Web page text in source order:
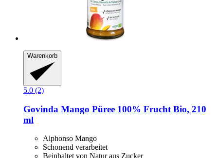
Warenkorb
5.0 (2)
Govinda Mango Püree 100% Frucht Bio, 210
ml
Alphonso Mango
Schonend verarbeitet
Beinhaltet von Natur aus Zucker